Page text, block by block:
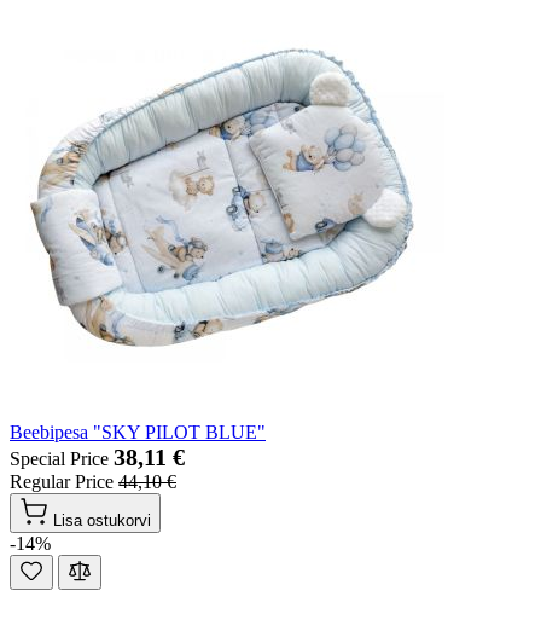
Beebipesa "SKY PILOT BLUE"
Special Price 38,11 €
Regular Price 44,10 €
Lisa ostukorvi
-14%